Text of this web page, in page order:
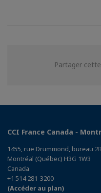
Partager
CCI France Canada -
1455, rue Drummond, bureau 2B
Montréal (Québec) H3G 1W3
Canada
+1 514 281-3200
(Accéder au plan)